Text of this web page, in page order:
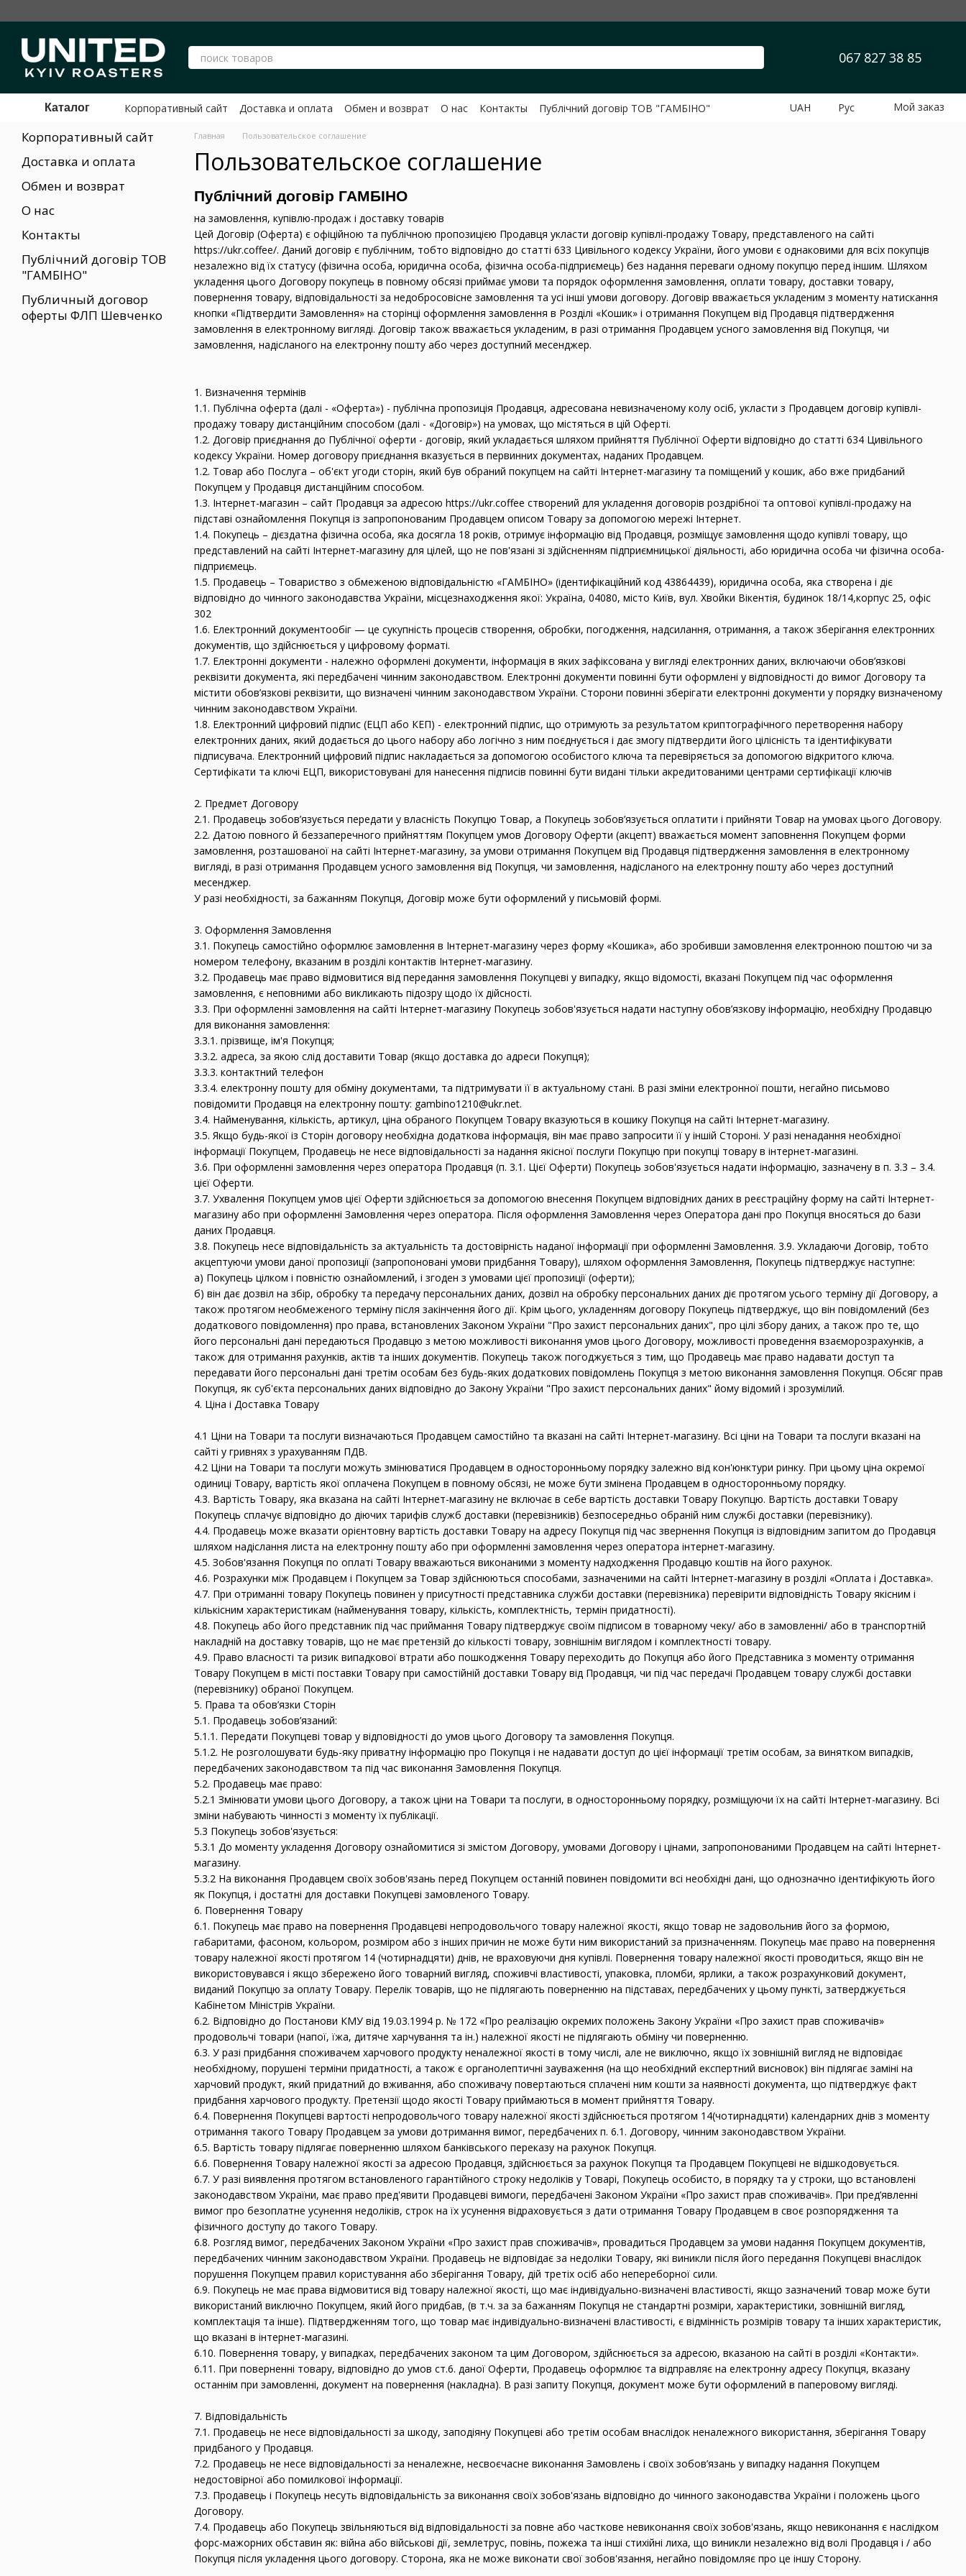
067 827 38 85
Каталог Корпоративный сайт Доставка и оплата Обмен и возврат О нас Контакты
Публічний договір ТОВ "ГАМБІНО"
UAH Рус Мой заказ
Главная Пользовательское соглашение
Пользовательское соглашение
Публічний договір ГАМБІНО
на замовлення, купівлю-продаж і доставку товарів
Цей Договір (Оферта) є офіційною та публічною пропозицією Продавця укласти договір купівлі-продажу Товару, представленого на сайті
https://ukr.coffee/. Даний договір є публічним, тобто відповідно до статті 633 Цивільного кодексу України, його умови є однаковими для всіх покупців
незалежно від їх статусу (фізична особа, юридична особа, фізична особа-підприємець) без надання переваги одному покупцю перед іншим. Шляхом
укладення цього Договору покупець в повному обсязі приймає умови та порядок оформлення замовлення, оплати товару, доставки товару,
повернення товару, відповідальності за недобросовісне замовлення та усі інші умови договору. Договір вважається укладеним з моменту натискання
кнопки «Підтвердити Замовлення» на сторінці оформлення замовлення в Розділі «Кошик» і отримання Покупцем від Продавця підтвердження
замовлення в електронному вигляді. Договір також вважається укладеним, в разі отримання Продавцем усного замовлення від Покупця, чи
замовлення, надісланого на електронну пошту або через доступний месенджер.
1. Визначення термінів
1.1. Публічна оферта (далі - «Оферта») - публічна пропозиція Продавця, адресована невизначеному колу осіб, укласти з Продавцем договір купівлі-
продажу товару дистанційним способом (далі - «Договір») на умовах, що містяться в цій Оферті.
1.2. Договір приєднання до Публічної оферти - договір, який укладається шляхом прийняття Публічної Оферти відповідно до статті 634 Цивільного
кодексу України. Номер договору приєднання вказується в первинних документах, наданих Продавцем.
1.2. Товар або Послуга – об'єкт угоди сторін, який був обраний покупцем на сайті Інтернет-магазину та поміщений у кошик, або вже придбаний
Покупцем у Продавця дистанційним способом.
1.3. Інтернет-магазин – сайт Продавця за адресою https://ukr.coffee створений для укладення договорів роздрібної та оптової купівлі-продажу на
підставі ознайомлення Покупця із запропонованим Продавцем описом Товару за допомогою мережі Інтернет.
1.4. Покупець – дієздатна фізична особа, яка досягла 18 років, отримує інформацію від Продавця, розміщує замовлення щодо купівлі товару, що
представлений на сайті Інтернет-магазину для цілей, що не пов'язані зі здійсненням підприємницької діяльності, або юридична особа чи фізична особа-
підприємець.
1.5. Продавець – Товариство з обмеженою відповідальністю «ГАМБІНО» (ідентифікаційний код 43864439), юридична особа, яка створена і діє
відповідно до чинного законодавства України, місцезнаходження якої: Україна, 04080, місто Київ, вул. Хвойки Вікентія, будинок 18/14,корпус 25, офіс
302
1.6. Електронний документообіг — це сукупність процесів створення, обробки, погодження, надсилання, отримання, а також зберігання електронних
документів, що здійснюється у цифровому форматі.
1.7. Електронні документи - належно оформлені документи, інформація в яких зафіксована у вигляді електронних даних, включаючи обов’язкові
реквізити документа, які передбачені чинним законодавством. Електронні документи повинні бути оформлені у відповідності до вимог Договору та
містити обов’язкові реквізити, що визначені чинним законодавством України. Сторони повинні зберігати електронні документи у порядку визначеному
чинним законодавством України.
1.8. Електронний цифровий підпис (ЕЦП або КЕП) - електронний підпис, що отримують за результатом криптографічного перетворення набору
електронних даних, який додається до цього набору або логічно з ним поєднується і дає змогу підтвердити його цілісність та ідентифікувати
підписувача. Електронний цифровий підпис накладається за допомогою особистого ключа та перевіряється за допомогою відкритого ключа.
Сертифікати та ключі ЕЦП, використовувані для нанесення підписів повинні бути видані тільки акредитованими центрами сертифікації ключів
2. Предмет Договору
2.1. Продавець зобов’язується передати у власність Покупцю Товар, а Покупець зобов’язується оплатити і прийняти Товар на умовах цього Договору.
2.2. Датою повного й беззаперечного прийняттям Покупцем умов Договору Оферти (акцепт) вважається момент заповнення Покупцем форми
замовлення, розташованої на сайті Інтернет-магазину, за умови отримання Покупцем від Продавця підтвердження замовлення в електронному
вигляді, в разі отримання Продавцем усного замовлення від Покупця, чи замовлення, надісланого на електронну пошту або через доступний
месенджер.
У разі необхідності, за бажанням Покупця, Договір може бути оформлений у письмовій формі.
3. Оформлення Замовлення
3.1. Покупець самостійно оформлює замовлення в Інтернет-магазину через форму «Кошика», або зробивши замовлення електронною поштою чи за
номером телефону, вказаним в розділі контактів Інтернет-магазину.
3.2. Продавець має право відмовитися від передання замовлення Покупцеві у випадку, якщо відомості, вказані Покупцем під час оформлення
замовлення, є неповними або викликають підозру щодо їх дійсності.
3.3. При оформленні замовлення на сайті Інтернет-магазину Покупець зобов'язується надати наступну обов’язкову інформацію, необхідну Продавцю
для виконання замовлення:
3.3.1. прізвище, ім'я Покупця;
3.3.2. адреса, за якою слід доставити Товар (якщо доставка до адреси Покупця);
3.3.3. контактний телефон
3.3.4. електронну пошту для обміну документами, та підтримувати її в актуальному стані. В разі зміни електронної пошти, негайно письмово
повідомити Продавця на електронну пошту: gambino1210@ukr.net.
3.4. Найменування, кількість, артикул, ціна обраного Покупцем Товару вказуються в кошику Покупця на сайті Інтернет-магазину.
3.5. Якщо будь-якої із Сторін договору необхідна додаткова інформація, він має право запросити її у іншій Стороні. У разі ненадання необхідної
інформації Покупцем, Продавець не несе відповідальності за надання якісної послуги Покупцю при покупці товару в інтернет-магазині.
3.6. При оформленні замовлення через оператора Продавця (п. 3.1. Цієї Оферти) Покупець зобов'язується надати інформацію, зазначену в п. 3.3 – 3.4.
цієї Оферти.
3.7. Ухвалення Покупцем умов цієї Оферти здійснюється за допомогою внесення Покупцем відповідних даних в реєстраційну форму на сайті Інтернет-
магазину або при оформленні Замовлення через оператора. Після оформлення Замовлення через Оператора дані про Покупця вносяться до бази
даних Продавця.
3.8. Покупець несе відповідальність за актуальність та достовірність наданої інформації при оформленні Замовлення. 3.9. Укладаючи Договір, тобто
акцептуючи умови даної пропозиції (запропоновані умови придбання Товару), шляхом оформлення Замовлення, Покупець підтверджує наступне:
а) Покупець цілком і повністю ознайомлений, і згоден з умовами цієї пропозиції (оферти);
б) він дає дозвіл на збір, обробку та передачу персональних даних, дозвіл на обробку персональних даних діє протягом усього терміну дії Договору, а
також протягом необмеженого терміну після закінчення його дії. Крім цього, укладенням договору Покупець підтверджує, що він повідомлений (без
додаткового повідомлення) про права, встановлених Законом України "Про захист персональних даних", про цілі збору даних, а також про те, що
його персональні дані передаються Продавцю з метою можливості виконання умов цього Договору, можливості проведення взаєморозрахунків, а
також для отримання рахунків, актів та інших документів. Покупець також погоджується з тим, що Продавець має право надавати доступ та
передавати його персональні дані третім особам без будь-яких додаткових повідомлень Покупця з метою виконання замовлення Покупця. Обсяг прав
Покупця, як суб'єкта персональних даних відповідно до Закону України "Про захист персональних даних" йому відомий і зрозумілий.
4. Ціна і Доставка Товару
4.1 Ціни на Товари та послуги визначаються Продавцем самостійно та вказані на сайті Інтернет-магазину. Всі ціни на Товари та послуги вказані на
сайті у гривнях з урахуванням ПДВ.
4.2 Ціни на Товари та послуги можуть змінюватися Продавцем в односторонньому порядку залежно від кон'юнктури ринку. При цьому ціна окремої
одиниці Товару, вартість якої оплачена Покупцем в повному обсязі, не може бути змінена Продавцем в односторонньому порядку.
4.3. Вартість Товару, яка вказана на сайті Інтернет-магазину не включає в себе вартість доставки Товару Покупцю. Вартість доставки Товару
Покупець сплачує відповідно до діючих тарифів служб доставки (перевізників) безпосередньо обраній ним службі доставки (перевізнику).
4.4. Продавець може вказати орієнтовну вартість доставки Товару на адресу Покупця під час звернення Покупця із відповідним запитом до Продавця
шляхом надіслання листа на електронну пошту або при оформленні замовлення через оператора інтернет-магазину.
4.5. Зобов'язання Покупця по оплаті Товару вважаються виконаними з моменту надходження Продавцю коштів на його рахунок.
4.6. Розрахунки між Продавцем і Покупцем за Товар здійснюються способами, зазначеними на сайті Інтернет-магазину в розділі «Оплата і Доставка».
4.7. При отриманні товару Покупець повинен у присутності представника служби доставки (перевізника) перевірити відповідність Товару якісним і
кількісним характеристикам (найменування товару, кількість, комплектність, термін придатності).
4.8. Покупець або його представник під час приймання Товару підтверджує своїм підписом в товарному чеку/ або в замовленні/ або в транспортній
накладній на доставку товарів, що не має претензій до кількості товару, зовнішнім виглядом і комплектності товару.
4.9. Право власності та ризик випадкової втрати або пошкодження Товару переходить до Покупця або його Представника з моменту отримання
Товару Покупцем в місті поставки Товару при самостійній доставки Товару від Продавця, чи під час передачі Продавцем товару службі доставки
(перевізнику) обраної Покупцем.
5. Права та обов’язки Сторін
5.1. Продавець зобов’язаний:
5.1.1. Передати Покупцеві товар у відповідності до умов цього Договору та замовлення Покупця.
5.1.2. Не розголошувати будь-яку приватну інформацію про Покупця і не надавати доступ до цієї інформації третім особам, за винятком випадків,
передбачених законодавством та під час виконання Замовлення Покупця.
5.2. Продавець має право:
5.2.1 Змінювати умови цього Договору, а також ціни на Товари та послуги, в односторонньому порядку, розміщуючи їх на сайті Інтернет-магазину. Всі
зміни набувають чинності з моменту їх публікації.
5.3 Покупець зобов'язується:
5.3.1 До моменту укладення Договору ознайомитися зі змістом Договору, умовами Договору і цінами, запропонованими Продавцем на сайті Інтернет-
магазину.
5.3.2 На виконання Продавцем своїх зобов'язань перед Покупцем останній повинен повідомити всі необхідні дані, що однозначно ідентифікують його
як Покупця, і достатні для доставки Покупцеві замовленого Товару.
6. Повернення Товару
6.1. Покупець має право на повернення Продавцеві непродовольчого товару належної якості, якщо товар не задовольнив його за формою,
габаритами, фасоном, кольором, розміром або з інших причин не може бути ним використаний за призначенням. Покупець має право на повернення
товару належної якості протягом 14 (чотирнадцяти) днів, не враховуючи дня купівлі. Повернення товару належної якості проводиться, якщо він не
використовувався і якщо збережено його товарний вигляд, споживчі властивості, упаковка, пломби, ярлики, а також розрахунковий документ,
виданий Покупцю за оплату Товару. Перелік товарів, що не підлягають поверненню на підставах, передбачених у цьому пункті, затверджується
Кабінетом Міністрів України.
6.2. Відповідно до Постанови КМУ від 19.03.1994 р. № 172 «Про реалізацію окремих положень Закону України «Про захист прав споживачів»
продовольчі товари (напої, їжа, дитяче харчування та ін.) належної якості не підлягають обміну чи поверненню.
6.3. У разі придбання споживачем харчового продукту неналежної якості в тому числі, але не виключно, якщо їх зовнішній вигляд не відповідає
необхідному, порушені терміни придатності, а також є органолептичні зауваження (на що необхідний експертний висновок) він підлягає заміні на
харчовий продукт, який придатний до вживання, або споживачу повертаються сплачені ним кошти за наявності документа, що підтверджує факт
придбання харчового продукту. Претензії щодо якості Товару приймаються в момент прийняття Товару.
6.4. Повернення Покупцеві вартості непродовольчого товару належної якості здійснюється протягом 14(чотирнадцяти) календарних днів з моменту
отримання такого Товару Продавцем за умови дотримання вимог, передбачених п. 6.1. Договору, чинним законодавством України.
6.5. Вартість товару підлягає поверненню шляхом банківського переказу на рахунок Покупця.
6.6. Повернення Товару належної якості за адресою Продавця, здійснюється за рахунок Покупця та Продавцем Покупцеві не відшкодовується.
6.7. У разі виявлення протягом встановленого гарантійного строку недоліків у Товарі, Покупець особисто, в порядку та у строки, що встановлені
законодавством України, має право пред'явити Продавцеві вимоги, передбачені Законом України «Про захист прав споживачів». При пред’явленні
вимог про безоплатне усунення недоліків, строк на їх усунення відраховується з дати отримання Товару Продавцем в своє розпорядження та
фізичного доступу до такого Товару.
6.8. Розгляд вимог, передбачених Законом України «Про захист прав споживачів», провадиться Продавцем за умови надання Покупцем документів,
передбачених чинним законодавством України. Продавець не відповідає за недоліки Товару, які виникли після його передання Покупцеві внаслідок
порушення Покупцем правил користування або зберігання Товару, дій третіх осіб або непереборної сили.
6.9. Покупець не має права відмовитися від товару належної якості, що має індивідуально-визначені властивості, якщо зазначений товар може бути
використаний виключно Покупцем, який його придбав, (в т.ч. за за бажанням Покупця не стандартні розміри, характеристики, зовнішній вигляд,
комплектація та інше). Підтвердженням того, що товар має індивідуально-визначені властивості, є відмінність розмірів товару та інших характеристик,
що вказані в інтернет-магазині.
6.10. Повернення товару, у випадках, передбачених законом та цим Договором, здійснюється за адресою, вказаною на сайті в розділі «Контакти».
6.11. При поверненні товару, відповідно до умов ст.6. даної Оферти, Продавець оформлює та відправляє на електронну адресу Покупця, вказану
останнім при замовленні, документ на повернення (накладна). В разі запиту Покупця, документ може бути оформлений в паперовому вигляді.
7. Відповідальність
7.1. Продавець не несе відповідальності за шкоду, заподіяну Покупцеві або третім особам внаслідок неналежного використання, зберігання Товару
придбаного у Продавця.
7.2. Продавець не несе відповідальності за неналежне, несвоєчасне виконання Замовлень і своїх зобов’язань у випадку надання Покупцем
недостовірної або помилкової інформації.
7.3. Продавець і Покупець несуть відповідальність за виконання своїх зобов'язань відповідно до чинного законодавства України і положень цього
Договору.
7.4. Продавець або Покупець звільняються від відповідальності за повне або часткове невиконання своїх зобов'язань, якщо невиконання є наслідком
форс-мажорних обставин як: війна або військові дії, землетрус, повінь, пожежа та інші стихійні лиха, що виникли незалежно від волі Продавця і / або
Покупця після укладення цього договору. Сторона, яка не може виконати свої зобов'язання, негайно повідомляє про це іншу Сторону.
Корпоративный сайт
Доставка и оплата
Обмен и возврат
О нас
Контакты
Публічний договір ТОВ
"ГАМБІНО"
Публичный договор
оферты ФЛП Шевченко